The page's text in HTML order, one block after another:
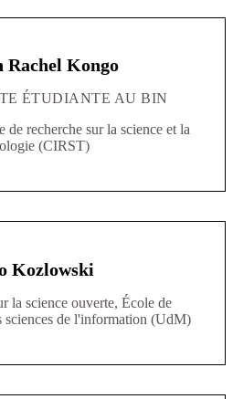
Rachel Kongo
ÉTUDIANTE AU BIN
de recherche sur la science et la
(CIRST)
Kozlowski
la science ouverte, École de
sciences de l'information (UdM)